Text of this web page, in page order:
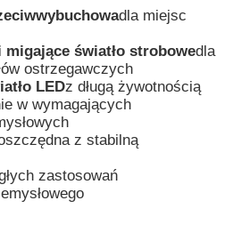
dla miejsc
światło strobowedla
ostrzegawczych
LEDz długą żywotnością
w wymagających
z stabilną
zastosowań